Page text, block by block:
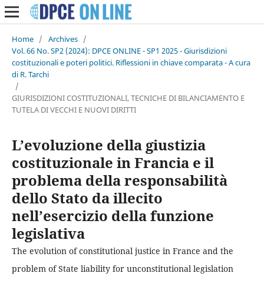
Home / Archives /
Vol. 66 No. SP2 (2024): DPCE ONLINE - SP1 2025 - Giurisdizioni
costituzionali e poteri politici. Riflessioni in chiave comparata - A cura
di R. Tarchi
/
GIURISDIZIONI COSTITUZIONALI, TECNICHE DI BILANCIAMENTO E
TUTELA DI VECCHI E NUOVI DIRITTI
L’evoluzione della giustizia
costituzionale in Francia e il
problema della responsabilità
dello Stato da illecito
nell’esercizio della funzione
legislativa
The evolution of constitutional justice in France and the
problem of State liability for unconstitutional legislation